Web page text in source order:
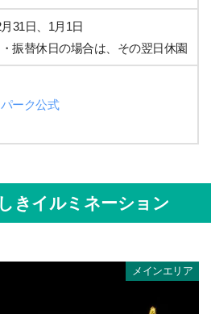
31日、1月1日
振替休日の場合は、その翌日休園
ーク公式
きイルミネーション
メインエリア